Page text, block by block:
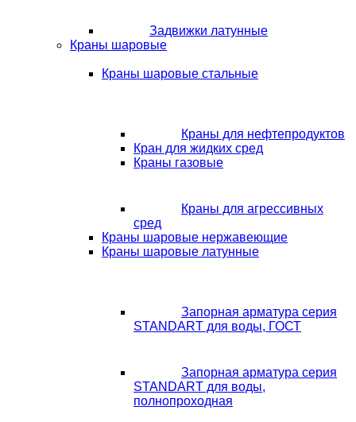
Задвижки латунные
Краны шаровые
Краны шаровые стальные
Краны для нефтепродуктов
Кран для жидких сред
Краны газовые
Краны для агрессивных
сред
Краны шаровые нержавеющие
Краны шаровые латунные
Запорная арматура серия
STANDART для воды, ГОСТ
Запорная арматура серия
STANDART для воды,
полнопроходная